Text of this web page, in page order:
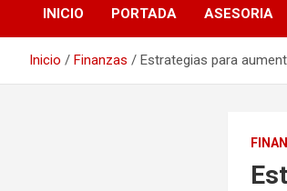
INICIO PORTADA ASESORIA
Inicio Finanzas Estrategias para